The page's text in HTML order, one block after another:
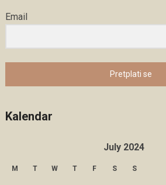
Email
Pretplati se
Kalendar
July 2024
M T W T F S S